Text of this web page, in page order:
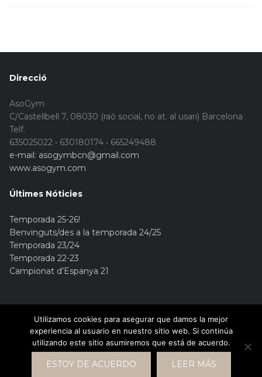
Direcció
AsoGym
C/Castellbell 7, 08030 (raó social, no at. al usari) Barcelona
Telf.
635025022 • 630180174 • 665249488
e-mail: asogymbcn@gmail.com
www.asogym.com
Últimes Nóticies
Temporada 25-26!
Benvinguts/des a la temporada 24/25
Temporada 23/24
Temporada 22-23
Campionat d’Espanya 21
© Copyright 2015. Asogym
Utilizamos cookies para asegurar que damos la mejor
experiencia al usuario en nuestro sitio web. Si continúa
utilizando este sitio asumiremos que está de acuerdo.
ESTOY DE ACUERDO LEER MÁS